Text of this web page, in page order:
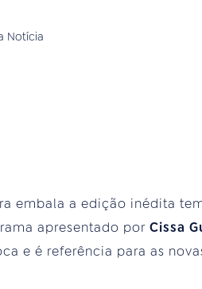
embala a edição inédita
apresentado por Cissa
e é referência para as